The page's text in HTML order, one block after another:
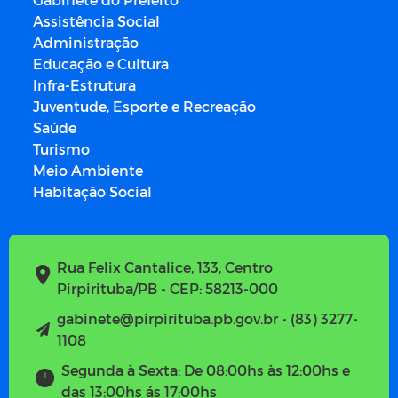
Assistência Social
Administração
Educação e Cultura
Infra-Estrutura
Juventude, Esporte e Recreação
Saúde
Turismo
Meio Ambiente
Habitação Social
Rua Felix Cantalice, 133, Centro
Pirpirituba/PB - CEP: 58213-000
gabinete@pirpirituba.pb.gov.br - (83) 3277-
1108
Segunda à Sexta: De 08:00hs às 12:00hs e
das 13:00hs ás 17:00hs